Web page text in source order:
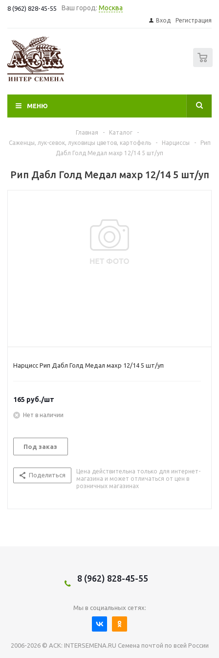
8 (962) 828-45-55 Ваш город: Москва
Вход Регистрация
МЕНЮ
Главная - Каталог
-
Саженцы, лук-севок, луковицы цветов, картофель
- Нарциссы -
Рип
Дабл Голд Медал махр 12/14 5 шт/уп
Рип Дабл Голд Медал махр 12/14 5 шт/уп
Нарцисс Рип Дабл Голд Медал махр 12/14 5 шт/уп
165 руб./шт
Нет в наличии
Под заказ
Поделиться
Цена действительна только для интернет-
магазина и может отличаться от цен в
розничных магазинах
8 (962) 828-45-55
Мы в социальных сетях:
2006-2026 © АСК: INTERSEMENA.RU Семена почтой по всей России